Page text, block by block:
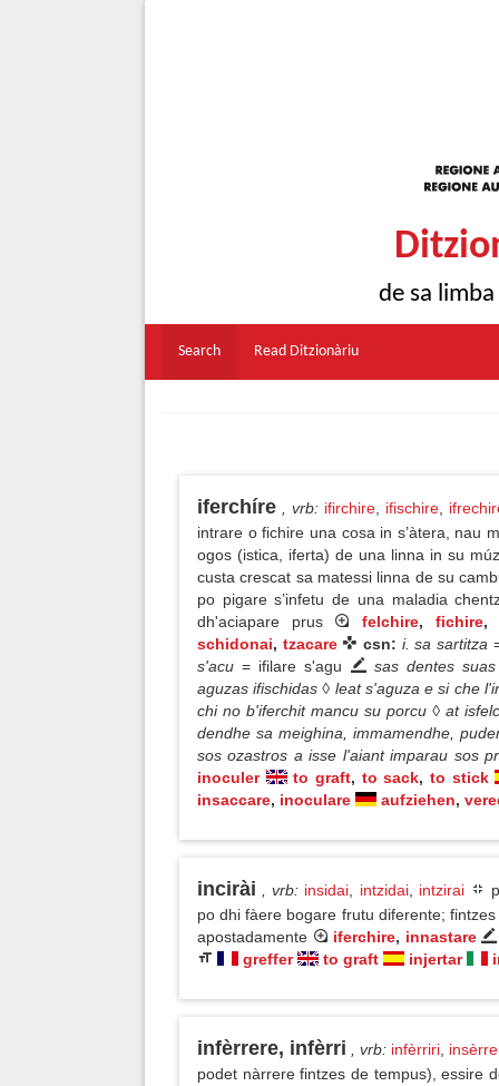
de sa
Search Read Ditzionàriu
iferchíre , vrb: ifirchire ifischire
intrare o fichire una cosa in s’àtera, nau
ogos (istica, iferta) de una linna in su
custa crescat sa matessi linna de su
po pigare s’infetu de una maladia
dh'aciapare prus
felchire, fichire,
schidonai, tzacare csn: i. sa sartitza
s'acu= ifilare s'agu
sas dentes
aguzas ifischidas ◊ leat s'aguza e si che
chi no b'iferchit mancu su porcu ◊ at
dendhe sa meighina, immamendhe,
sos ozastros a isse l'aiant imparau sos
inoculer
to graft, to sack, to stick
insaccare, inoculare aufziehen,
incirài , vrb: insidai intzidai, intzirai
po dhi fàere bogare frutu diferente;
apostadamente
iferchire, innastare
greffer
to graft injertar
infèrrere, infèrri , vrb: infèrriri
podet nàrrere fintzes de tempus), essire